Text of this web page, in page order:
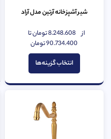
شیر آشپزخانه آرتین مدل آراد
امتیاز
0
از 8.248.608تومانتا
90.734.400تومان
انتخاب گزینه‌ها